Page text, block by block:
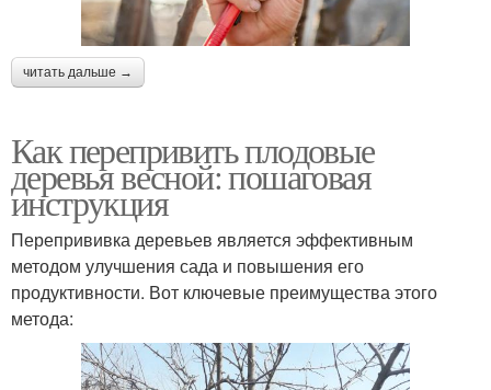
читать дальше →
Как перепривить плодовые
деревья весной: пошаговая
инструкция
Перепрививка деревьев является эффективным
методом улучшения сада и повышения его
продуктивности. Вот ключевые преимущества этого
метода: